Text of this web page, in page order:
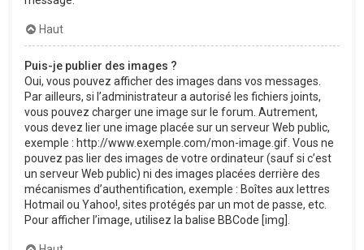
Haut
Puis-je publier des images ?
Oui, vous pouvez afficher des images dans vos messages.
Par ailleurs, si l’administrateur a autorisé les fichiers joints,
vous pouvez charger une image sur le forum. Autrement,
vous devez lier une image placée sur un serveur Web public,
exemple : http://www.exemple.com/mon-image.gif. Vous ne
pouvez pas lier des images de votre ordinateur (sauf si c’est
un serveur Web public) ni des images placées derrière des
mécanismes d’authentification, exemple : Boîtes aux lettres
Hotmail ou Yahoo!, sites protégés par un mot de passe, etc.
Pour afficher l’image, utilisez la balise BBCode [img].